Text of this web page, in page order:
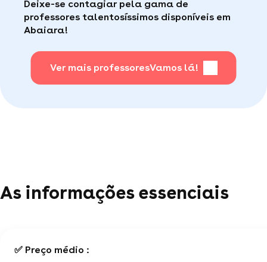
Faça sua busca, com apena um clique, é muito
consumidor de qualidade disponível para te ajudar
(por telefone e e-mail, 5J/7).
Para saber + acesse nossa página de perguntas
mais frequentes.
Deixe-se contagiar pela gama de
professores talentosíssimos disponíveis em
Abaiara!
Ver mais professoresVamos lá!
As informações essenciais
✅ Preço médio :